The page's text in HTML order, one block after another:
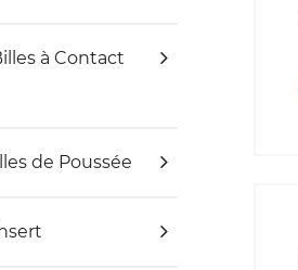
à Contact
de Poussée